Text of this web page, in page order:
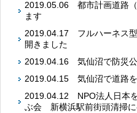
2019.05.06 都市計画道路
ます
2019.04.17 フルハーネス
開きました
2019.04.16 気仙沼で防災
2019.04.15 気仙沼で道路
2019.04.12 NPO法人日本
ぶ会 新横浜駅前街頭清掃に